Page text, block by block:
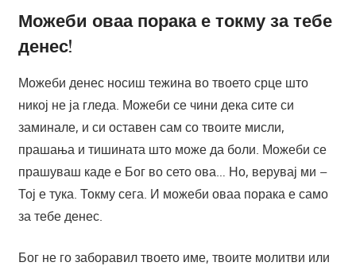
Можеби оваа порака е токму за тебе
денес!
Можеби денес носиш тежина во твоето срце што
никој не ја гледа. Можеби се чини дека сите си
заминале, и си оставен сам со твоите мисли,
прашања и тишината што може да боли. Можеби се
прашуваш каде е Бог во сето ова… Но, верувај ми –
Тој е тука. Токму сега. И можеби оваа порака е само
за тебе денес.
Бог не го заборавил твоето име, твоите молитви или